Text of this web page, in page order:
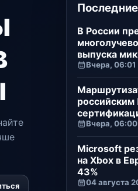
В России
выпуска
Вчера, 06:01
Вчера, 06:00
Microsoft
на Xbox в
43%
04 августа